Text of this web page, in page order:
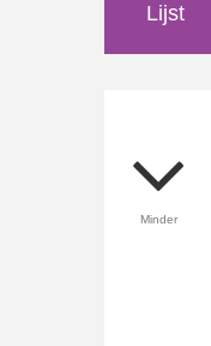
Lijst
Minder